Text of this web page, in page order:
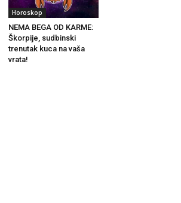
Horoskop
NEMA BEGA OD KARME:
Škorpije, sudbinski
trenutak kuca na vaša
vrata!